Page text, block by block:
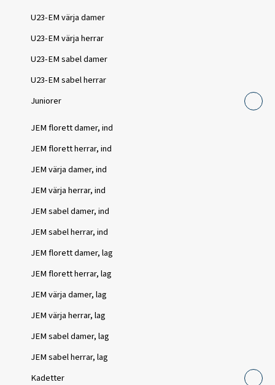
U23-EM värja damer
U23-EM värja herrar
U23-EM sabel damer
U23-EM sabel herrar
Juniorer
JEM florett damer, ind
JEM florett herrar, ind
JEM värja damer, ind
JEM värja herrar, ind
JEM sabel damer, ind
JEM sabel herrar, ind
JEM florett damer, lag
JEM florett herrar, lag
JEM värja damer, lag
JEM värja herrar, lag
JEM sabel damer, lag
JEM sabel herrar, lag
Kadetter